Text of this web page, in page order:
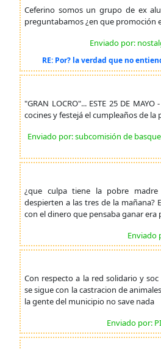
Ceferino somos un grupo de ex
preguntabamos ¿en que promoción
Enviado por:
RE: Por? la verdad que no
"GRAN LOCRO"... ESTE 25 DE
cocines y festejá el cumpleaños de la
Enviado por: subcomisión de
¿que culpa tiene la pobre
despierten a las tres de la mañana?
con el dinero que pensaba ganar era
Enviado
Con respecto a la red solidario y
se sigue con la castracion de
la gente del municipio no save nada
Enviado por: